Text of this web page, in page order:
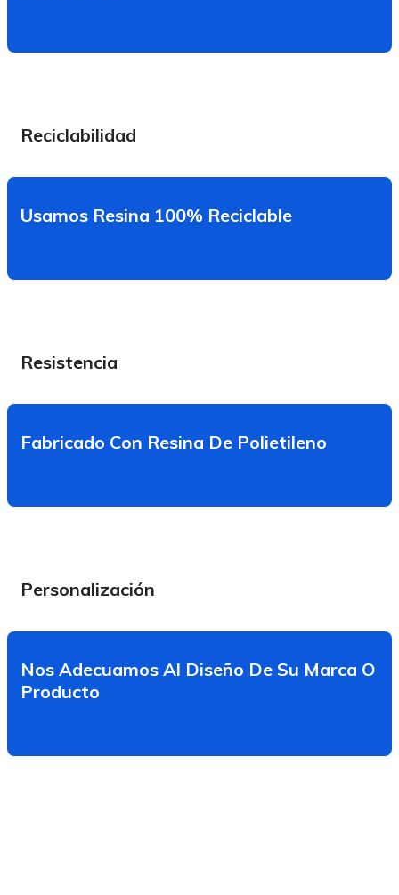
Reciclabilidad
Usamos Resina 100% Reciclable
Resistencia
Fabricado Con Resina De Polietileno
Personalización
Nos Adecuamos Al Diseño De Su Marca O
Producto